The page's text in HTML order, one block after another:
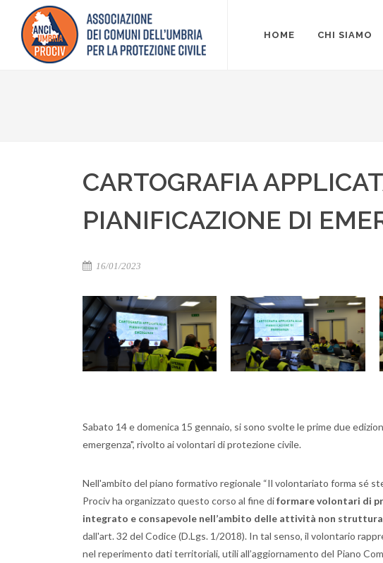
HOME CHI SIAMO
CARTOGRAFIA
PIANIFICAZIONE DI
16/01/2023
Sabato 14 e domenica 15 gennaio, si sono svolte le prime due
emergenza", rivolto ai volontari di protezione civile.
Nell'ambito del piano formativo regionale “Il volontariato forma sé
Prociv ha organizzato questo corso al fine diformare volontari di
integrato e consapevole nell’ambito delle attività non
dall'art. 32 del Codice (D.Lgs. 1/2018). In tal senso, il volontario
nel reperimento dati territoriali, utili all’aggiornamento del Piano